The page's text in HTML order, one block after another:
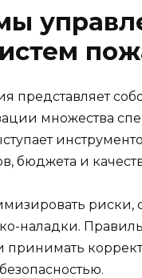
представляет
множества
бюджета и
риски,
наладки.
принимать